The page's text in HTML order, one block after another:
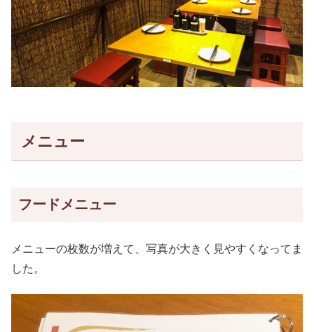
メニュー
フードメニュー
メニューの枚数が増えて、写真が大きく見やすくなってま
した。